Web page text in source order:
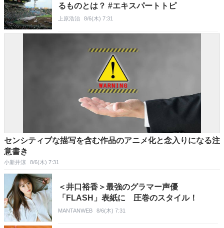
るものとは？ #エキスパートトピ
上原浩治 8/6(木) 7:31
センシティブな描写を含む作品のアニメ化と念入りになる注
意書き
小新井涼 8/6(木) 7:31
＜井口裕香＞最強のグラマー声優
「FLASH」表紙に 圧巻のスタイル！
MANTANWEB 8/6(木) 7:31